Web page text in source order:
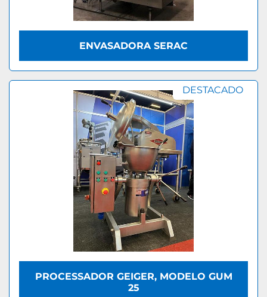
ENVASADORA SERAC
DESTACADO
PROCESSADOR GEIGER, MODELO GUM
25